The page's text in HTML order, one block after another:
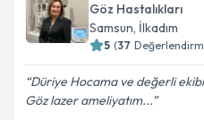
Göz Hastalıkları
Samsun, İlkadım
5 (37
Düriye Hocama ve değerli
Göz lazer ameliyatım...